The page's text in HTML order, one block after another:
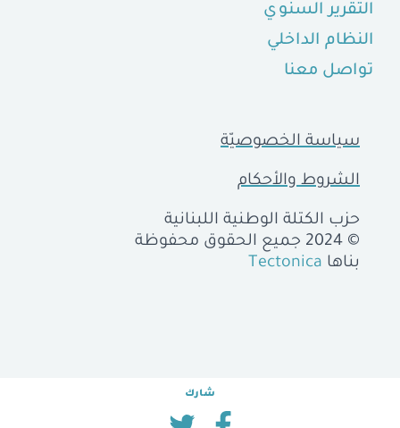
شارك
التقرير السنوي
النظام الداخلي
تواصل معنا
سياسة الخصوصيّة
الشروط والأحكام
حزب الكتلة الوطنية اللبنانية
© 2024 جميع الحقوق محفوظة
بناها Tectonica